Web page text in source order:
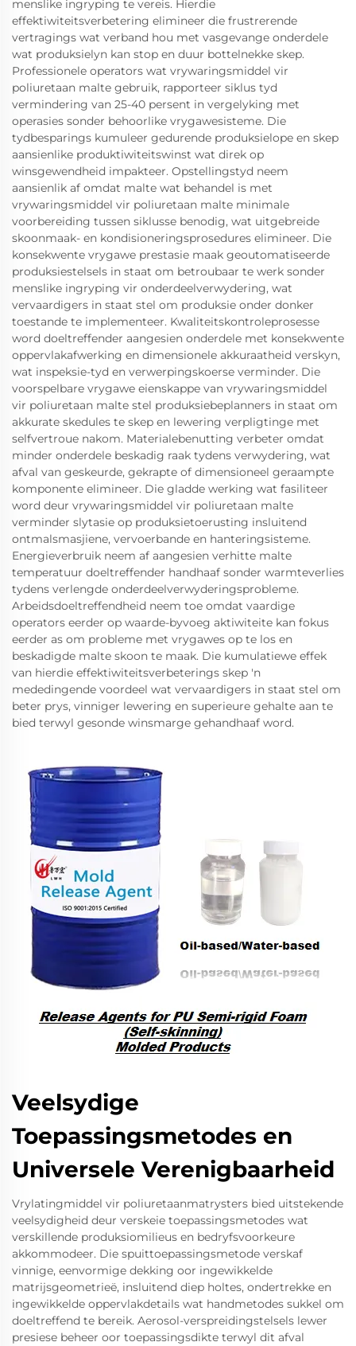
menslike ingryping te vereis. Hierdie
effektiwiteitsverbetering elimineer die frustrerende
vertragings wat verband hou met vasgevange onderdele
wat produksielyn kan stop en duur bottelnekke skep.
Professionele operators wat vrywaringsmiddel vir
poliuretaan malte gebruik, rapporteer siklus tyd
vermindering van 25-40 persent in vergelyking met
operasies sonder behoorlike vrygawesisteme. Die
tydbesparings kumuleer gedurende produksielope en skep
aansienlike produktiwiteitswinst wat direk op
winsgewendheid impakteer. Opstellingstyd neem
aansienlik af omdat malte wat behandel is met
vrywaringsmiddel vir poliuretaan malte minimale
voorbereiding tussen siklusse benodig, wat uitgebreide
skoonmaak- en kondisioneringsprosedures elimineer. Die
konsekwente vrygawe prestasie maak geoutomatiseerde
produksiestelsels in staat om betroubaar te werk sonder
menslike ingryping vir onderdeelverwydering, wat
vervaardigers in staat stel om produksie onder donker
toestande te implementeer. Kwaliteitskontroleprosesse
word doeltreffender aangesien onderdele met konsekwente
oppervlakafwerking en dimensionele akkuraatheid verskyn,
wat inspeksie-tyd en verwerpingskoerse verminder. Die
voorspelbare vrygawe eienskappe van vrywaringsmiddel
vir poliuretaan malte stel produksiebeplanners in staat om
akkurate skedules te skep en lewering verpligtinge met
selfvertroue nakom. Materialebenutting verbeter omdat
minder onderdele beskadig raak tydens verwydering, wat
afval van geskeurde, gekrapte of dimensioneel geraampte
komponente elimineer. Die gladde werking wat fasiliteer
word deur vrywaringsmiddel vir poliuretaan malte
verminder slytasie op produksietoerusting insluitend
ontmalsmasjiene, vervoerbande en hanteringsisteme.
Energieverbruik neem af aangesien verhitte malte
temperatuur doeltreffender handhaaf sonder warmteverlies
tydens verlengde onderdeelverwyderingsprobleme.
Arbeidsdoeltreffendheid neem toe omdat vaardige
operators eerder op waarde-byvoeg aktiwiteite kan fokus
eerder as om probleme met vrygawes op te los en
beskadigde malte skoon te maak. Die kumulatiewe effek
van hierdie effektiwiteitsverbeterings skep 'n
mededingende voordeel wat vervaardigers in staat stel om
beter prys, vinniger lewering en superieure gehalte aan te
bied terwyl gesonde winsmarge gehandhaaf word.
Veelsydige
Toepassingsmetodes en
Universele Verenigbaarheid
Vrylatingmiddel vir poliuretaanmatrysters bied uitstekende
veelsydigheid deur verskeie toepassingsmetodes wat
verskillende produksiomilieus en bedryfsvoorkeure
akkommodeer. Die spuittoepassingsmetode verskaf
vinnige, eenvormige dekking oor ingewikkelde
matrijsgeometrieë, insluitend diep holtes, ondertrekke en
ingewikkelde oppervlakdetails wat handmetodes sukkel om
doeltreffend te bereik. Aerosol-verspreidingstelsels lewer
presiese beheer oor toepassingsdikte terwyl dit afval